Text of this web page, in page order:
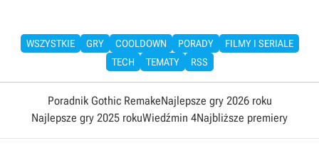
WSZYSTKIE GRY COOLDOWN PORADY
FILMY I SERIALE
TECH
TEMATY RSS
Poradnik Gothic RemakeNajlepsze gry 2026 roku
Najlepsze gry 2025 rokuWiedźmin 4Najbliższe premiery